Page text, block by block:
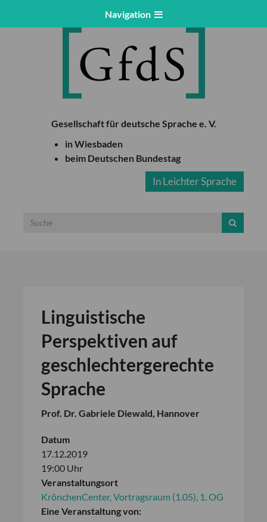
Navigation
Gesellschaft für deutsche Sprache e. V.
in Wiesbaden
beim Deutschen Bundestag
In Leichter Sprache
Linguistische
Perspektiven auf
geschlechtergerechte
Sprache
Prof. Dr. Gabriele Diewald, Hannover
Datum
17.12.2019
19:00 Uhr
Veranstaltungsort
KrönchenCenter, Vortragsraum (1.05), 1. OG
Eine Veranstaltung von: